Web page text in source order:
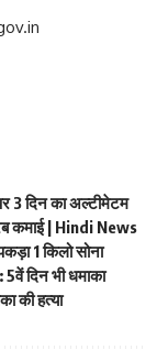
दिन का अल्टीमेटम
कमाई | Hindi News
1 किलो सोना
दिन भी धमाका
की हत्या